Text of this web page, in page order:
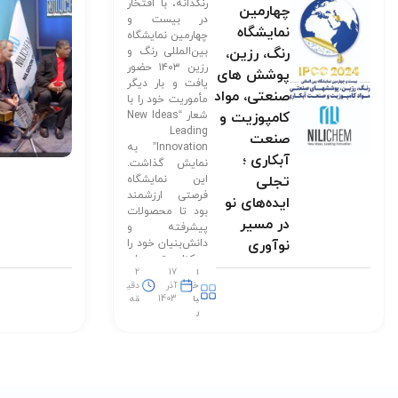
چهارمین
نمایشگاه
رنگ، رزین،
پوشش های
صنعتی، مواد
کامپوزیت و
صنعت
آبکاری ؛
تجلی
ایده‌های نو
در مسیر
نوآوری
رنگدانه، با افتخار
در بیست و
چهارمین نمایشگاه
بین‌المللی رنگ و
رزین ۱۴۰۳ حضور
یافت و بار دیگر
مأموریت خود را با
شعار “New Ideas
Leading
Innovation” به
نمایش گذاشت.
این نمایشگاه
فرصتی ارزشمند
بود تا محصولات
پیشرفته و
دانش‌بنیان خود را
در کنار برترین‌های
صنعت به نمایش
بگذاریم و
گام‌هایی مؤثر در
ا
خ
با
ر
17
آذر
1403
2
دقی
قه